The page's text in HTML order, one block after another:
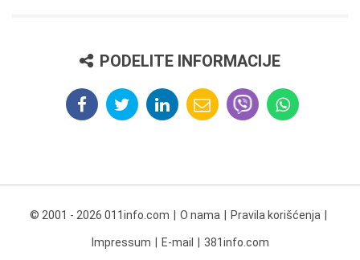
PODELITE INFORMACIJE
© 2001 - 2026 011info.com O nama Pravila korišćenja
Impressum E-mail 381info.com